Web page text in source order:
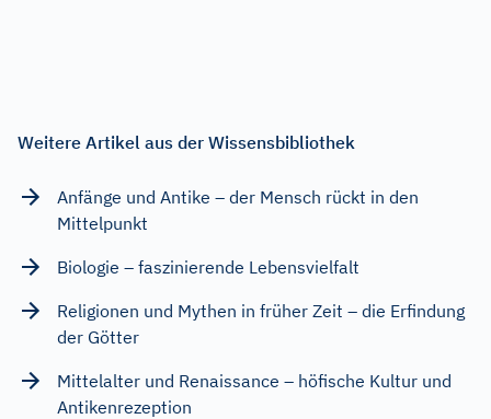
Weitere Artikel aus der Wissensbibliothek
Anfänge und Antike – der Mensch rückt in den
Mittelpunkt
Biologie – faszinierende Lebensvielfalt
Religionen und Mythen in früher Zeit – die Erfindung
der Götter
Mittelalter und Renaissance – höfische Kultur und
Antikenrezeption